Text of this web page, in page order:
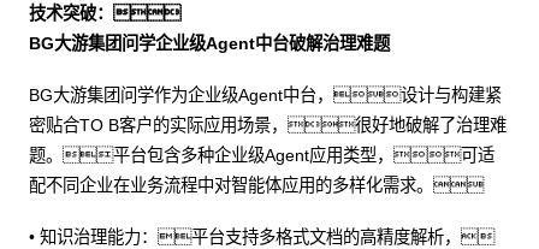
技术突破：
BG大游集团问学企业级Agent中台破解治理难题
BG大游集团问学作为企业级Agent中台，设计与构建紧
密贴合TO B客户的实际应用场景，很好地破解了治理难
题。平台包含多种企业级Agent应用类型，可适
配不同企业在业务流程中对智能体应用的多样化需求。
• 知识治理能力：平台支持多格式文档的高精度解析，